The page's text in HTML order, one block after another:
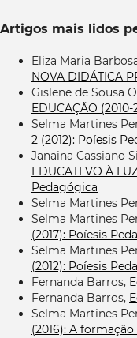
Artigos mais lidos
Eliza Maria
NOVA DIDÁTICA
Gislene de Sousa
EDUCAÇÃO (2010-
Selma Martines
2 (2012): Poíesis
Janaina Cassiano
EDUCATI VO À
Pedagógica
Selma Martines
Selma Martines
(2017): Poíesis
Selma Martines
(2012): Poíesis
Fernanda Barros,
Fernanda Barros,
Selma Martines
(2016): A